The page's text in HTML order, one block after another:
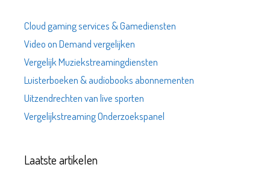
Cloud gaming services & Gamediensten
Video on Demand vergelijken
Vergelijk Muziekstreamingdiensten
Luisterboeken & audiobooks abonnementen
Uitzendrechten van live sporten
Vergelijkstreaming Onderzoekspanel
Laatste artikelen